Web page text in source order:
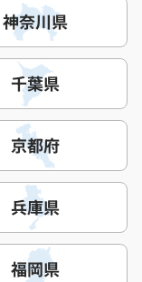
神奈川県
千葉県
京都府
兵庫県
福岡県